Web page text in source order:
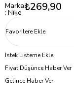
Marka
: Nike ₺269,90
Favorilere Ekle
İstek Listeme Ekle
Fiyat Düşünce Haber Ver
Gelince Haber Ver